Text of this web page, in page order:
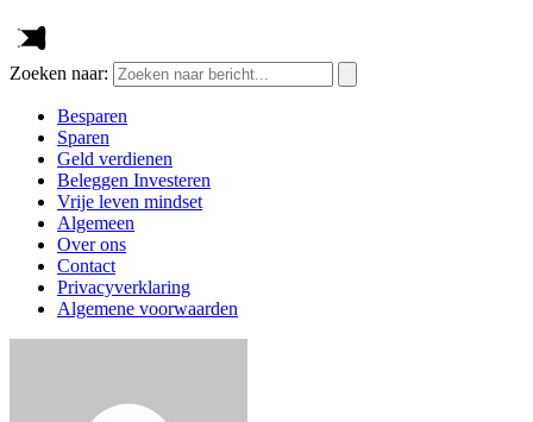
Zoeken naar:
Besparen
Sparen
Geld verdienen
Beleggen Investeren
Vrije leven mindset
Algemeen
Over ons
Contact
Privacyverklaring
Algemene voorwaarden